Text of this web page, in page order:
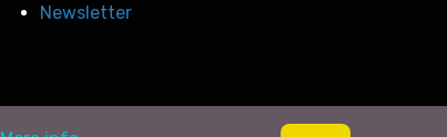
Newsletter